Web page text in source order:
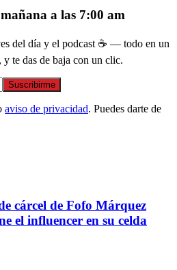
a las 7:00 am
del día y el podcast ☕ — todo en un
te das de baja con un clic.
Suscribirme
aviso de privacidad. Puedes darte de
cárcel de Fofo Márquez
el influencer en su celda